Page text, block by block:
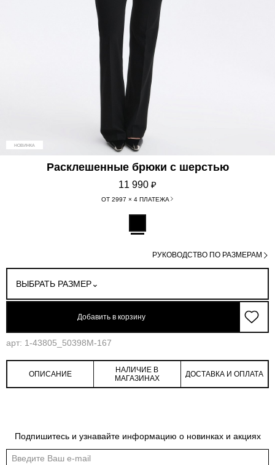
НОВИНКА
Расклешенные брюки с шерстью
11 990 ₽
ОТ 2997 × 4 ПЛАТЕЖА
ВЫБРАТЬ РАЗМЕР
РУКОВОДСТВО ПО РАЗМЕРАМ
Добавить в корзину
арт: 1-43805_50398M-167
Обмеры изделия Таблица размеров
ОПИСАНИЕ
НАЛИЧИЕ В
МАГАЗИНАХ
ДОСТАВКА И ОПЛАТА
Подпишитесь и узнавайте информацию о новинках и акциях